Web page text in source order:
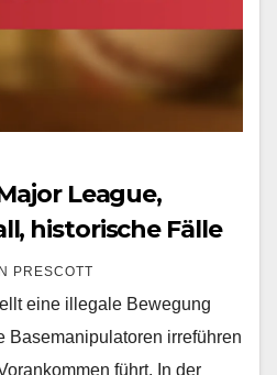
League,
historische Fälle
PRESCOTT
eine illegale Bewegung
Basemanipulatoren irreführen
führt. In der